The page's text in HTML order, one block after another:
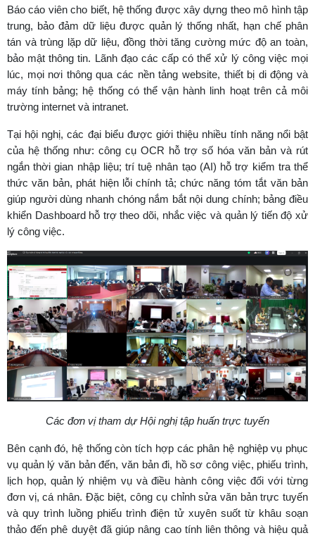
Báo cáo viên cho biết, hệ thống được xây dựng theo mô hình tập
trung, bảo đảm dữ liệu được quản lý thống nhất, hạn chế phân
tán và trùng lặp dữ liệu, đồng thời tăng cường mức độ an toàn,
bảo mật thông tin. Lãnh đạo các cấp có thể xử lý công việc mọi
lúc, mọi nơi thông qua các nền tảng website, thiết bị di động và
máy tính bảng; hệ thống có thể vận hành linh hoạt trên cả môi
trường internet và intranet.
Tại hội nghị, các đại biểu được giới thiệu nhiều tính năng nổi bật
của hệ thống như: công cụ OCR hỗ trợ số hóa văn bản và rút
ngắn thời gian nhập liệu; trí tuệ nhân tạo (AI) hỗ trợ kiểm tra thể
thức văn bản, phát hiện lỗi chính tả; chức năng tóm tắt văn bản
giúp người dùng nhanh chóng nắm bắt nội dung chính; bảng điều
khiển Dashboard hỗ trợ theo dõi, nhắc việc và quản lý tiến độ xử
lý công việc.
Các đơn vị tham dự Hội nghị tập huấn trực tuyến
Bên cạnh đó, hệ thống còn tích hợp các phân hệ nghiệp vụ phục
vụ quản lý văn bản đến, văn bản đi, hồ sơ công việc, phiếu trình,
lịch họp, quản lý nhiệm vụ và điều hành công việc đối với từng
đơn vị, cá nhân. Đặc biệt, công cụ chỉnh sửa văn bản trực tuyến
và quy trình luồng phiếu trình điện tử xuyên suốt từ khâu soạn
thảo đến phê duyệt đã giúp nâng cao tính liên thông và hiệu quả